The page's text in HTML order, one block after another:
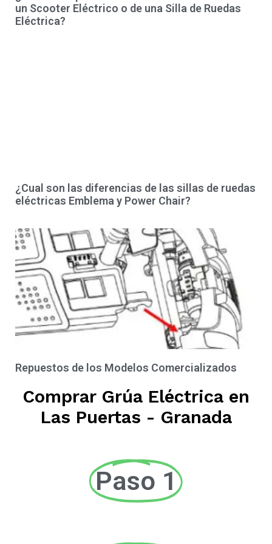
un Scooter Eléctrico o de una Silla de Ruedas
Eléctrica?
¿Cual son las diferencias de las sillas de ruedas
eléctricas Emblema y Power Chair?
Repuestos de los Modelos Comercializados
Comprar Grúa Eléctrica en
Las Puertas - Granada
Paso 1